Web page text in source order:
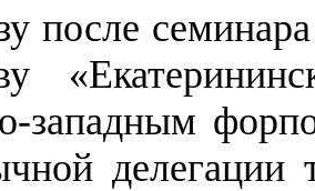
после
западным